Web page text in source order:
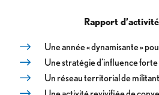
Rapport
Une année « dynamisante »
Une stratégie d’influence
Un réseau territorial de